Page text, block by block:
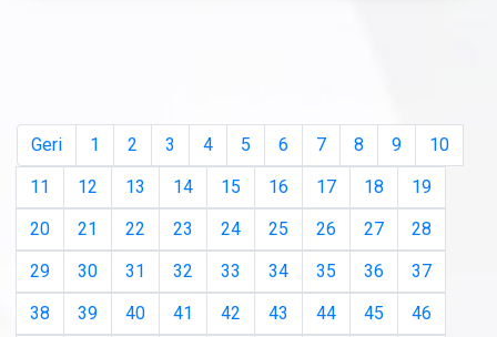
Geri 1 2 3 4 5 6 7 8 9
10
11
12 13 14 15 16 17 18
19
20
21 22 23 24 25 26 27
28
29
30 31 32 33 34 35 36
37
38
39 40 41 42 43 44 45
46